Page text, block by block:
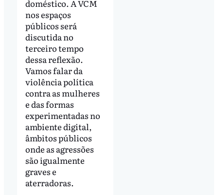
doméstico. A VCM
nos espaços
públicos será
discutida no
terceiro tempo
dessa reflexão.
Vamos falar da
violência política
contra as mulheres
e das formas
experimentadas no
ambiente digital,
âmbitos públicos
onde as agressões
são igualmente
graves e
aterradoras.